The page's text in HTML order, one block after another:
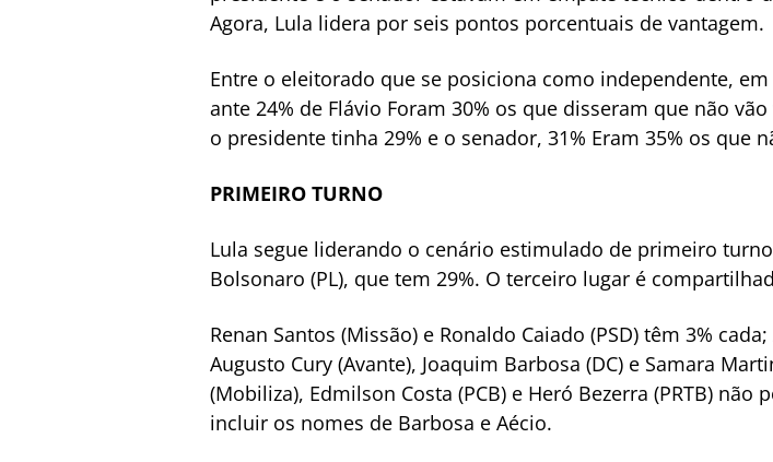
Agora, Lula lidera por seis pontos porcentuais de vantagem.
Entre o eleitorado que se posiciona como independente,
ante 24% de Flávio Foram 30% os que disseram que não
o presidente tinha 29% e o senador, 31% Eram 35% os que
PRIMEIRO TURNO
Lula segue liderando o cenário estimulado de primeiro
Bolsonaro (PL), que tem 29%. O terceiro lugar é
Renan Santos (Missão) e Ronaldo Caiado (PSD) têm 3%
Augusto Cury (Avante), Joaquim Barbosa (DC) e Samara
(Mobiliza), Edmilson Costa (PCB) e Heró Bezerra (PRTB)
incluir os nomes de Barbosa e Aécio.